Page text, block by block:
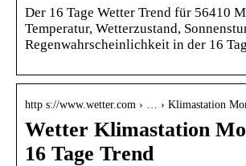
Der 16 Tage Wetter Trend für 56410
Temperatur, Wetterzustand,
Regenwahrscheinlichkeit in der 16
http s://www.wetter.com › … › Klimastation
Wetter Klimastation
16 Tage Trend